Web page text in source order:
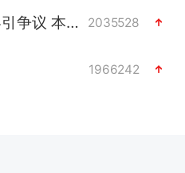
泰国一女公务员妆容引争议 本人回应 2035528
1966242